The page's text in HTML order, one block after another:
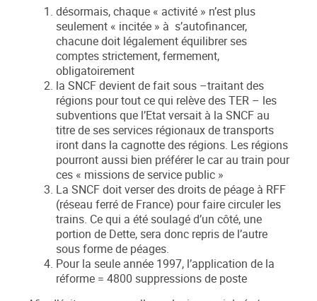
désormais, chaque « activité » n’est plus
seulement « incitée » à s’autofinancer,
chacune doit légalement équilibrer ses
comptes strictement, fermement,
obligatoirement
la SNCF devient de fait sous –traitant des
régions pour tout ce qui relève des TER – les
subventions que l’Etat versait à la SNCF au
titre de ses services régionaux de transports
iront dans la cagnotte des régions. Les régions
pourront aussi bien préférer le car au train pour
ces « missions de service public »
La SNCF doit verser des droits de péage à RFF
(réseau ferré de France) pour faire circuler les
trains. Ce qui a été soulagé d’un côté, une
portion de Dette, sera donc repris de l’autre
sous forme de péages.
Pour la seule année 1997, l’application de la
réforme = 4800 suppressions de poste